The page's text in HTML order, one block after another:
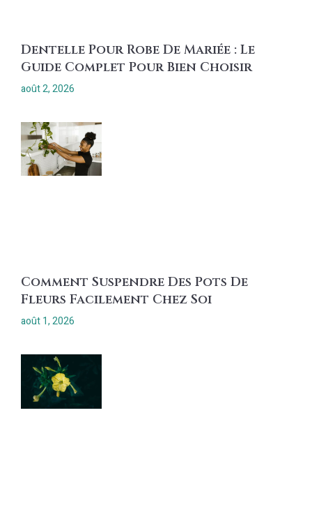
Dentelle Pour Robe De Mariée : Le
Guide Complet Pour Bien Choisir
août 2, 2026
Comment Suspendre Des Pots De
Fleurs Facilement Chez Soi
août 1, 2026